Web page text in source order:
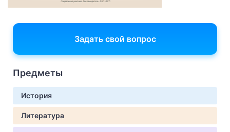
Задать свой вопрос
Предметы
История
Литература